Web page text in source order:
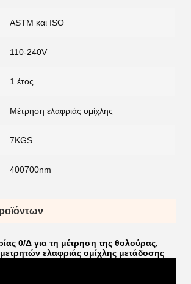
ASTM και ISO
110-240V
1 έτος
Μέτρηση ελαφριάς ομίχλης
7KGS
400700nm
0/Δ για τη μέτρηση της θολούρας,
ελαφριάς ομίχλης μετάδοσης